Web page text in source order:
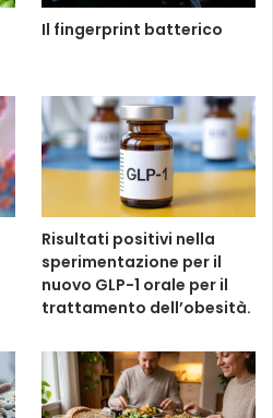
Il fingerprint batterico
Risultati positivi nella
sperimentazione per il
nuovo GLP-1 orale per il
trattamento dell’obesità.